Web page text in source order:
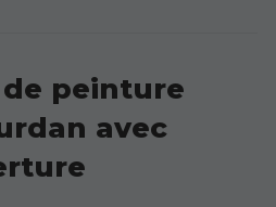
peinture
avec